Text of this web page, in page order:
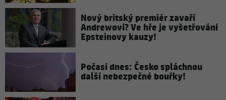
Nový britský premiér zavaří
Andrewovi? Ve hře je vyšetřování
Epsteinovy kauzy!
Počasí dnes: Česko spláchnou
další nebezpečné bouřky!